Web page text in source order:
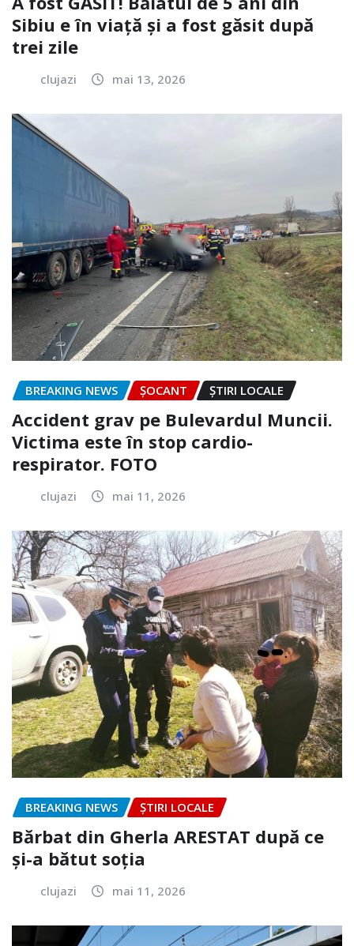
Sibiu e în viață și a fost găsit după
trei zile
clujazi mai 13, 2026
BREAKING NEWS ȘOCANT ȘTIRI LOCALE
Accident grav pe Bulevardul Muncii.
Victima este în stop cardio-
respirator. FOTO
clujazi mai 11, 2026
BREAKING NEWS ȘTIRI LOCALE
Bărbat din Gherla ARESTAT după ce
și-a bătut soția
clujazi mai 11, 2026